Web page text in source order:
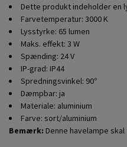
Dette produkt indeholder en
Farvetemperatur: 3000 K
Lysstyrke: 65 lumen
Maks. effekt: 3 W
Spænding: 24 V
IP-grad: IP44
Spredningsvinkel: 90°
Dæmpbar: ja
Materiale: aluminium
Farve: sort/aluminium
Bemærk: Denne havelampe